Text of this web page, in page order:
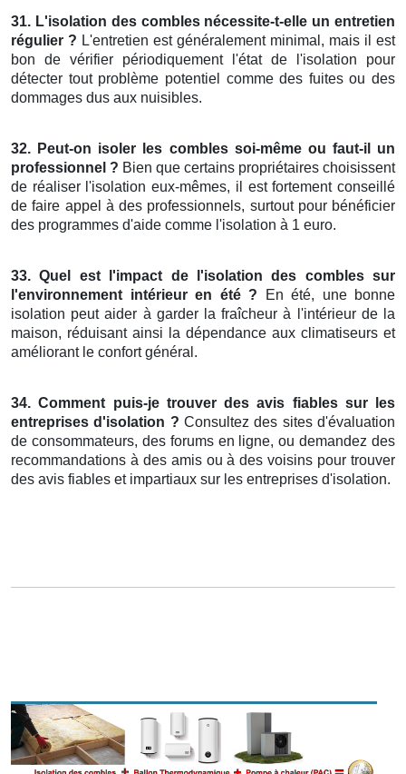
31. L'isolation des combles nécessite-t-elle un entretien
régulier ? L'entretien est généralement minimal, mais il est
bon de vérifier périodiquement l'état de l'isolation pour
détecter tout problème potentiel comme des fuites ou des
dommages dus aux nuisibles.
32. Peut-on isoler les combles soi-même ou faut-il un
professionnel ? Bien que certains propriétaires choisissent
de réaliser l'isolation eux-mêmes, il est fortement conseillé
de faire appel à des professionnels, surtout pour bénéficier
des programmes d'aide comme l'isolation à 1 euro.
33. Quel est l'impact de l'isolation des combles sur
l'environnement intérieur en été ? En été, une bonne
isolation peut aider à garder la fraîcheur à l'intérieur de la
maison, réduisant ainsi la dépendance aux climatiseurs et
améliorant le confort général.
34. Comment puis-je trouver des avis fiables sur les
entreprises d'isolation ? Consultez des sites d'évaluation
de consommateurs, des forums en ligne, ou demandez des
recommandations à des amis ou à des voisins pour trouver
des avis fiables et impartiaux sur les entreprises d'isolation.